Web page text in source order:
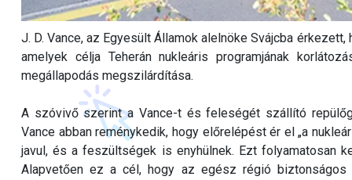
J. D. Vance, az Egyesült Államok alelnöke Svájcba
amelyek célja Teherán nukleáris programjának
megállapodás megszilárdítása.
A szóvivő szerint a Vance-t és feleségét szállító
Vance abban reménykedik, hogy előrelépést ér el „a
javul, és a feszültségek is enyhülnek. Ezt folyamatosan
Alapvetően ez a cél, hogy az egész régió